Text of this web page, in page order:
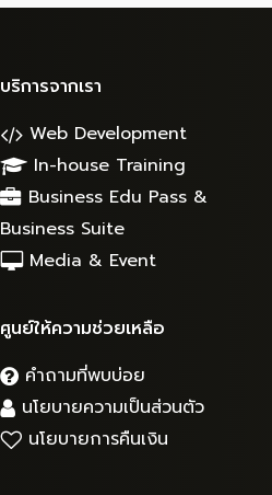
บริการจากเรา
Web Development
In-house Training
Business Edu Pass &
Business Suite
Media & Event
ศูนย์ให้ความช่วยเหลือ
คำถามที่พบบ่อย
นโยบายความเป็นส่วนตัว
นโยบายการคืนเงิน